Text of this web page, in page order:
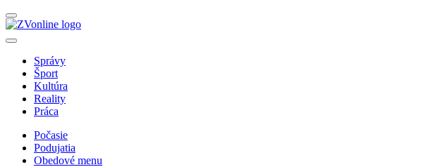
Správy
Šport
Kultúra
Reality
Práca
Počasie
Podujatia
Obedové menu